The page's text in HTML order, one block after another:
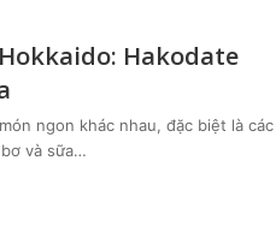
Hakodate
ngon khác nhau, đặc biệt là các
và sữa…